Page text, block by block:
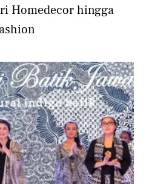
Homedecor hingga